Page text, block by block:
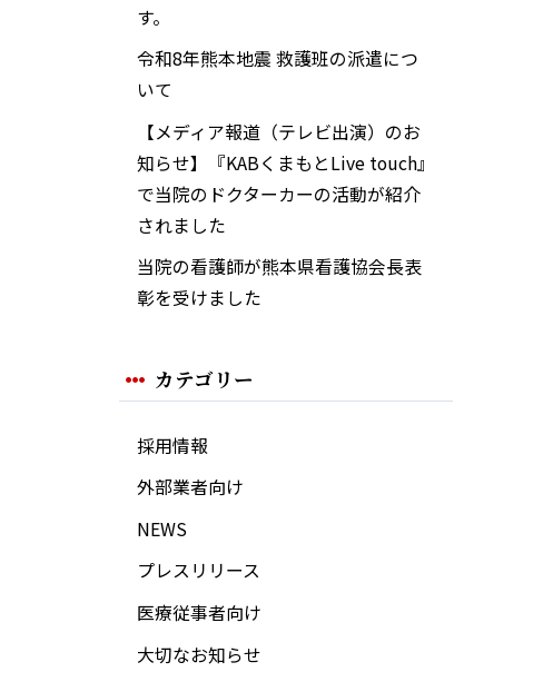
す。
令和8年熊本地震 救護班の派遣につ
いて
【メディア報道（テレビ出演）のお
知らせ】『KABくまもとLive touch』
で当院のドクターカーの活動が紹介
されました
当院の看護師が熊本県看護協会長表
彰を受けました
カテゴリー
採用情報
外部業者向け
NEWS
プレスリリース
医療従事者向け
大切なお知らせ